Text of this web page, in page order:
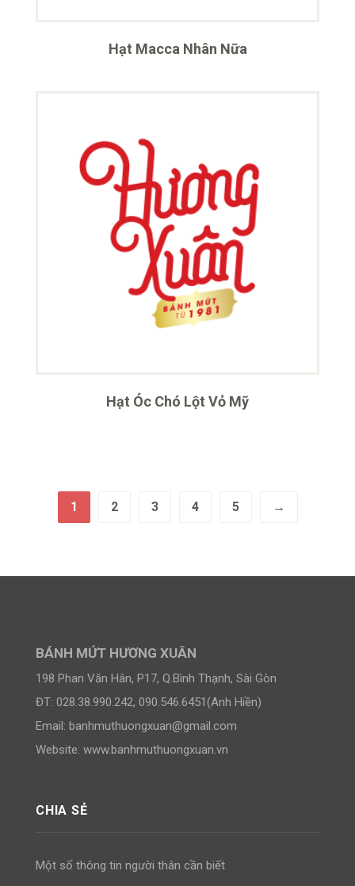
Hạt Macca Nhân Nữa
Hạt Óc Chó Lột Vỏ Mỹ
1 2 3 4 5 →
BÁNH MỨT HƯƠNG XUÂN
198 Phan Văn Hân, P17, Q.Bình Thạnh, Sài Gòn
ĐT: 028.38.990.242, 090.546.6451(Anh Hiền)
Email: banhmuthuongxuan@gmail.com
Website: www.banhmuthuongxuan.vn
CHIA SẺ
Một số thông tin người thân cần biết